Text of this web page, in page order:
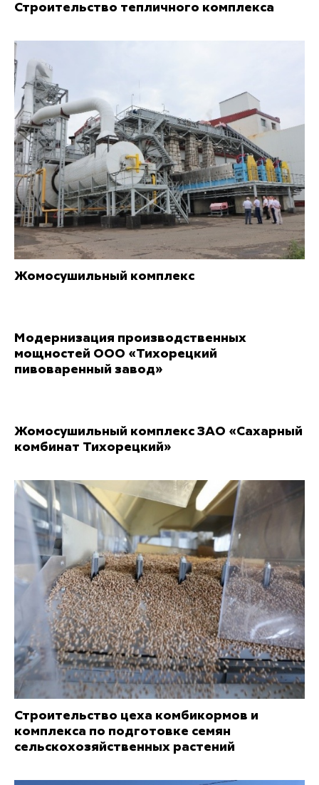
Строительство тепличного комплекса
Жомосушильный комплекс
Модернизация производственных
мощностей ООО «Тихорецкий
пивоваренный завод»
Жомосушильный комплекс ЗАО «Сахарный
комбинат Тихорецкий»
Строительство цеха комбикормов и
комплекса по подготовке семян
сельскохозяйственных растений